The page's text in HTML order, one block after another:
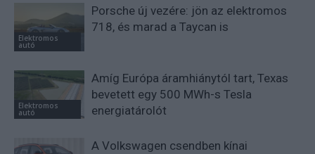
Elektromos
autó
Porsche új vezére: jön az elektromos
718, és marad a Taycan is
Elektromos
autó
Amíg Európa áramhiánytól tart, Texas
bevetett egy 500 MWh-s Tesla
energiatárolót
A Volkswagen csendben kínai